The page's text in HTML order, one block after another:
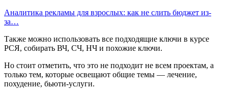
Аналитика рекламы для взрослых: как не слить бюджет из-
за…
Также можно использовать все подходящие ключи в курсе
РСЯ, собирать ВЧ, СЧ, НЧ и похожие ключи.
Но стоит отметить, что это не подходит не всем проектам, а
только тем, которые освещают общие темы — лечение,
похудение, бьюти-услуги.